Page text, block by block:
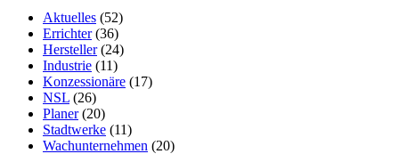
Aktuelles (52)
Errichter(36)
Hersteller(24)
Industrie (11)
Konzessionäre (17)
NSL (26)
Planer(20)
Stadtwerke (11)
Wachunternehmen (20)